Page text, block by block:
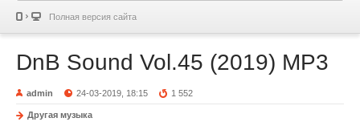
Полная версия сайта
DnB Sound Vol.45 (2019) MP3
admin 24-03-2019, 18:15 1 552
Другая музыка